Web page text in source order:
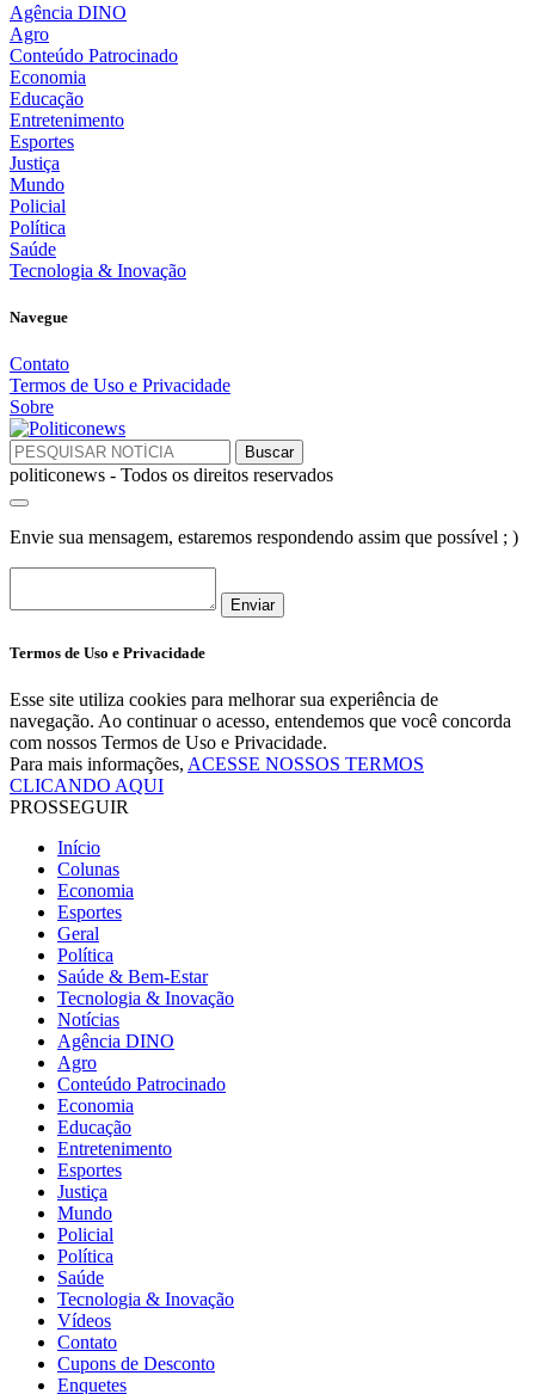
Agência DINO
Agro
Conteúdo Patrocinado
Economia
Educação
Entretenimento
Esportes
Justiça
Mundo
Policial
Política
Saúde
Tecnologia & Inovação
Navegue
Contato
Termos de Uso e Privacidade
Sobre
politiconews - Todos os direitos reservados
Envie sua mensagem, estaremos respondendo assim que possível ; )
Enviar
Termos de Uso e Privacidade
Esse site utiliza cookies para melhorar sua experiência de
navegação. Ao continuar o acesso, entendemos que você concorda
com nossos Termos de Uso e Privacidade.
Para mais informações, ACESSE NOSSOS TERMOS
CLICANDO AQUI
PROSSEGUIR
Início
Colunas
Economia
Esportes
Geral
Política
Saúde & Bem-Estar
Tecnologia & Inovação
Notícias
Agência DINO
Agro
Conteúdo Patrocinado
Economia
Educação
Entretenimento
Esportes
Justiça
Mundo
Policial
Política
Saúde
Tecnologia & Inovação
Vídeos
Contato
Cupons de Desconto
Enquetes